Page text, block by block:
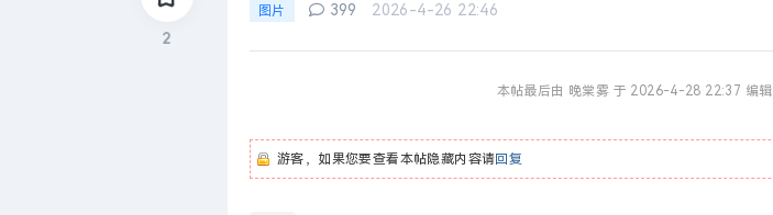
2
图片 399 2026-4-26 22:46
本帖最后由 晚棠雾 于 2026-4-28 22:37 编辑
游客，如果您要查看本帖隐藏内容请回复